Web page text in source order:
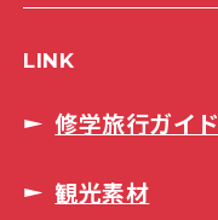
LINK
修学旅行ガイド
観光素材